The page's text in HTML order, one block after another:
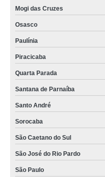
Mogi das Cruzes
Osasco
Paulínia
Piracicaba
Quarta Parada
Santana de Parnaíba
Santo André
Sorocaba
São Caetano do Sul
São José do Rio Pardo
São Paulo